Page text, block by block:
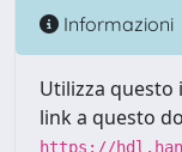
Informazioni
Utilizza
link a questo
https://